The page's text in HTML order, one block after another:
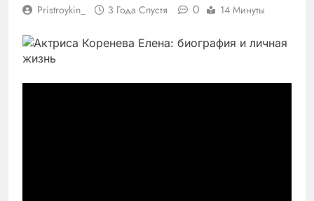
Pristroykin_ 3 Года Спустя 0 14 Минуты